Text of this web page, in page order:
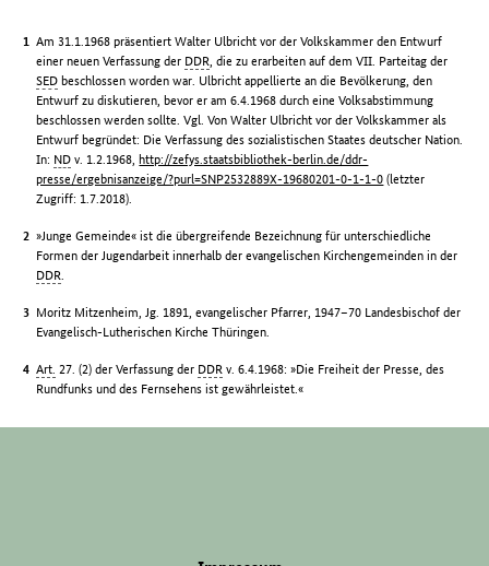
Am 31.1.1968 präsentiert Walter Ulbricht vor der Volkskammer den Entwurf
einer neuen Verfassung der DDR , die zu erarbeiten auf dem VII. Parteitag der
SED beschlossen worden war. Ulbricht appellierte an die Bevölkerung, den
Entwurf zu diskutieren, bevor er am 6.4.1968 durch eine Volksabstimmung
beschlossen werden sollte. Vgl. Von Walter Ulbricht vor der Volkskammer als
Entwurf begründet: Die Verfassung des sozialistischen Staates deutscher Nation.
In: ND v. 1.2.1968,http://zefys.staatsbibliothek-berlin.de/ddr-
presse/ergebnisanzeige/?purl=SNP2532889X-19680201-0-1-1-0 (letzter
Zugriff: 1.7.2018).
»Junge Gemeinde« ist die übergreifende Bezeichnung für unterschiedliche
Formen der Jugendarbeit innerhalb der evangelischen Kirchengemeinden in der
DDR
Moritz Mitzenheim, Jg. 1891, evangelischer Pfarrer, 1947–70 Landesbischof der
Evangelisch-Lutherischen Kirche Thüringen.
Art. 27. (2) der Verfassung der DDR v. 6.4.1968: »Die Freiheit der Presse, des
Rundfunks und des Fernsehens ist gewährleistet.«